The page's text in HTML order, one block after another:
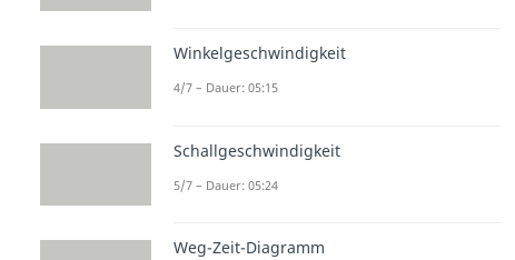
Winkelgeschwindigkeit
4/7 – Dauer: 05:15
Schallgeschwindigkeit
5/7 – Dauer: 05:24
Weg-Zeit-Diagramm